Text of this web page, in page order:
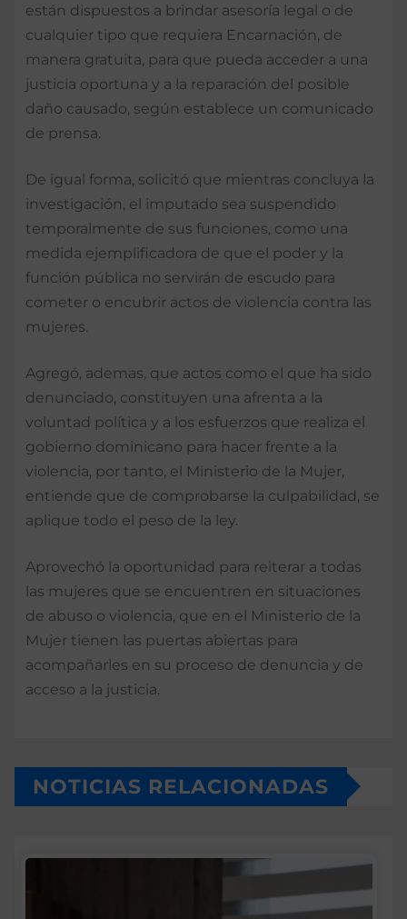
están dispuestos a brindar asesoría legal o de
cualquier tipo que requiera Encarnación, de
manera gratuita, para que pueda acceder a una
justicia oportuna y a la reparación del posible
daño causado, según establece un comunicado
de prensa.
De igual forma, solicitó que mientras concluya la
investigación, el imputado sea suspendido
temporalmente de sus funciones, como una
medida ejemplificadora de que el poder y la
función pública no servirán de escudo para
cometer o encubrir actos de violencia contra las
mujeres.
Agregó, ademas, que actos como el que ha sido
denunciado, constituyen una afrenta a la
voluntad política y a los esfuerzos que realiza el
gobierno dominicano para hacer frente a la
violencia, por tanto, el Ministerio de la Mujer,
entiende que de comprobarse la culpabilidad, se
aplique todo el peso de la ley.
Aprovechó la oportunidad para reiterar a todas
las mujeres que se encuentren en situaciones
de abuso o violencia, que en el Ministerio de la
Mujer tienen las puertas abiertas para
acompañarles en su proceso de denuncia y de
acceso a la justicia.
NOTICIAS RELACIONADAS